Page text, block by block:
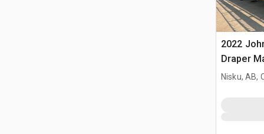
2022
Draper
Nisku, AB,